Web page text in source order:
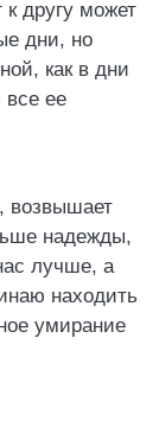
другу может
дни, но
как в дни
все ее
возвышает
надежды,
лучше, а
находить
умирание